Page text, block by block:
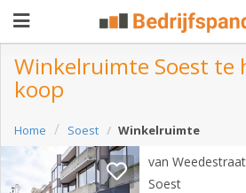
Pand
aanbieden
Pand
zoeken
Winkelruimte Soest te
koop
Home Soest Winkelruimte
van
Soest